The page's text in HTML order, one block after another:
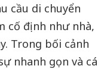
cầu di chuyển
cố định như nhà,
Trong bối cảnh
nhanh gọn và cá